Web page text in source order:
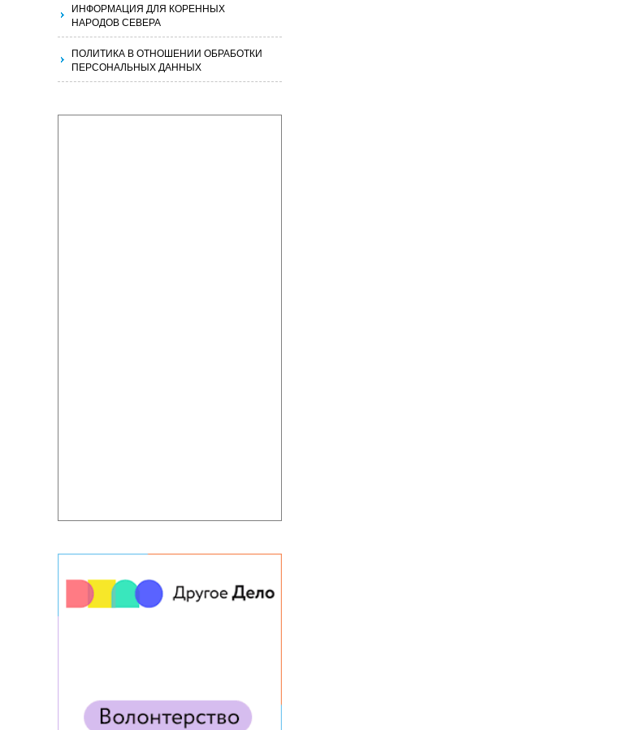
ИНФОРМАЦИЯ ДЛЯ КОРЕННЫХ
НАРОДОВ СЕВЕРА
ПОЛИТИКА В ОТНОШЕНИИ ОБРАБОТКИ
ПЕРСОНАЛЬНЫХ ДАННЫХ